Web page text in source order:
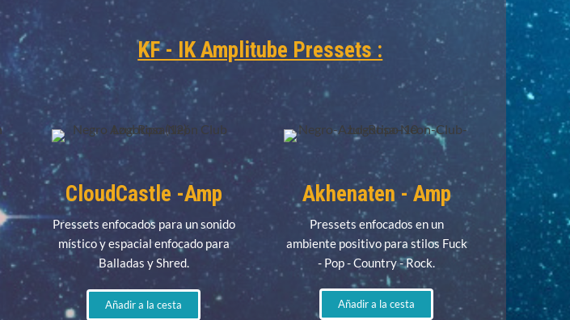
KF - IK Amplitube Pressets :
CloudCastle -Amp
Pressets enfocados para un sonido
místico y espacial enfocado para
Balladas y Shred.
Añadir a la cesta
Akhenaten - Amp
Pressets enfocados en un
ambiente positivo para stilos Fuck
- Pop - Country - Rock.
Añadir a la cesta